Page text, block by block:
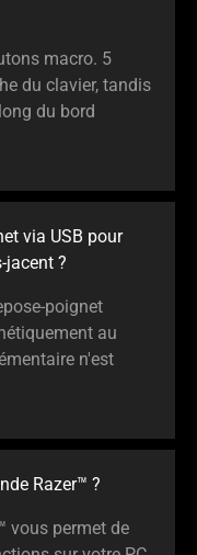
macro. 5
du clavier, tandis
du bord
via USB pour
jacent ?
poignet
au
n'est
Razer™ ?
vous permet de